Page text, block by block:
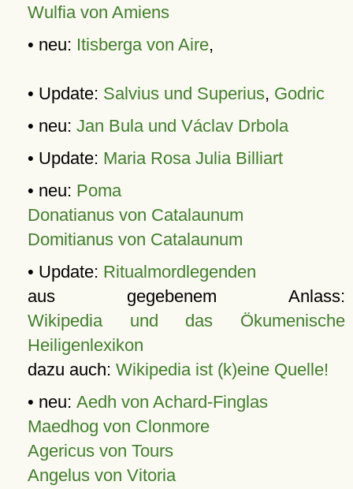
Wulfia von Amiens
• neu: Itisberga von Aire,
• Update: Salvius und Superius, Godric
• neu: Jan Bula und Václav Drbola
• Update: Maria Rosa Julia Billiart
• neu: Poma
Donatianus von Catalaunum
Domitianus von Catalaunum
• Update: Ritualmordlegenden
aus gegebenem Anlass:
Wikipedia und das Ökumenische
Heiligenlexikon
dazu auch: Wikipedia ist (k)eine Quelle!
• neu: Aedh von Achard-Finglas
Maedhog von Clonmore
Agericus von Tours
Angelus von Vitoria